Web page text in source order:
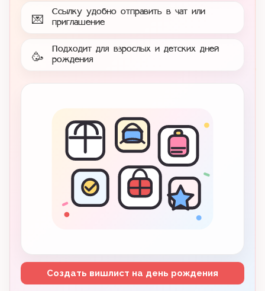
💌
Ссылку удобно отправить в чат или
приглашение
🥳
Подходит для взрослых и детских дней
рождения
Создать вишлист на день рождения